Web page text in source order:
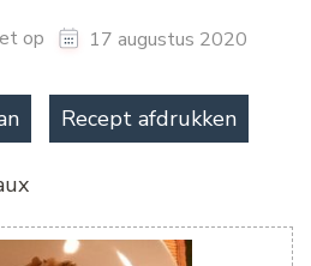
op 17 augustus 2020
Recept afdrukken